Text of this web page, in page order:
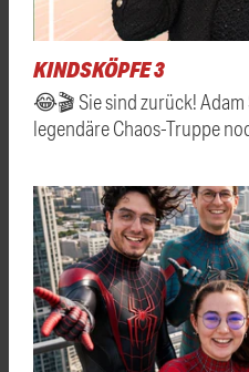
KINDSKÖPFE 3
😂🎬 Sie sind zurück!
legendäre Chaos-Truppe